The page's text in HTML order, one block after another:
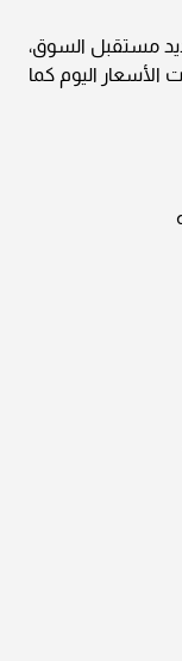
مستقبل السوق،
الأسعار اليوم كما